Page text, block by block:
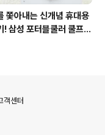
쫓아내는 신개념 휴대용
! 삼성 포터블쿨러 쿨프레
객센터